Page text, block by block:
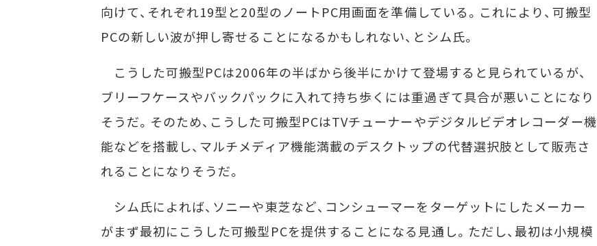
向けて、それぞれ19型と20型のノートPC用画面を準備している。これにより、可搬型
PCの新しい波が押し寄せることになるかもしれない、とシム氏。
こうした可搬型PCは2006年の半ばから後半にかけて登場すると見られているが、
ブリーフケースやバックパックに入れて持ち歩くには重過ぎて具合が悪いことになり
そうだ。そのため、こうした可搬型PCはTVチューナーやデジタルビデオレコーダー機
能などを搭載し、マルチメディア機能満載のデスクトップの代替選択肢として販売さ
れることになりそうだ。
シム氏によれば、ソニーや東芝など、コンシューマーをターゲットにしたメーカー
がまず最初にこうした可搬型PCを提供することになる見通し。ただし、最初は小規模